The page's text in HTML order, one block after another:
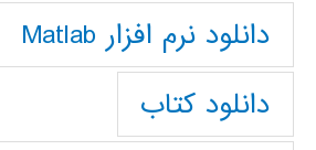
دانلود نرم افزار Matlab
دانلود کتاب